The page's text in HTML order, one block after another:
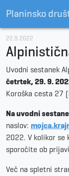
Planinsko
22.9.2022
Uvodni sestanek
četrtek, 29. 9.
Koroška cesta 27
Na uvodni
naslov:
2022. V kolikor
sporočite ob
Več na spletni